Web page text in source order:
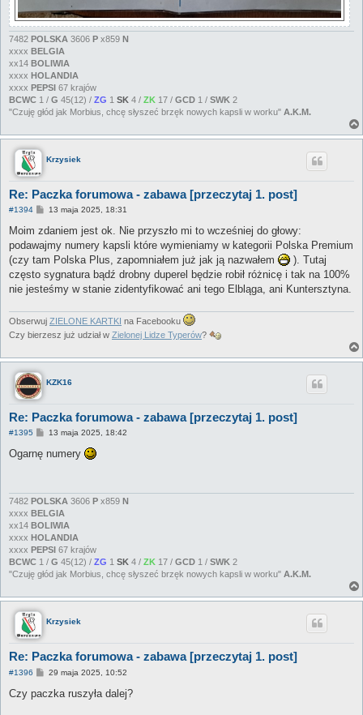
7482 POLSKA 3606 P x859 N
xxxx BELGIA
xx14 BOLIWIA
xxxx HOLANDIA
xxxx PEPSI 67 krajów
BCWC 1 / G 45(12) / ZG 1 SK 4 / ZK 17 / GCD 1 / SWK 2
"Czuję głód jak Morbius, chcę słyszeć brzęk nowych kapsli w worku" A.K.M.
Krzysiek
Re: Paczka forumowa - zabawa [przeczytaj 1. post]
#1394
P
s
13 maja 2025, 18:31
Moim zdaniem jest ok. Nie przyszło mi to wcześniej do głowy:
podawajmy numery kapsli które wymieniamy w kategorii Polska Premium
(czy tam Polska Plus, zapomniałem już jak ją nazwałem
). Tutaj
często sygnatura bądź drobny duperel będzie robił różnicę i tak na 100%
nie jesteśmy w stanie zidentyfikować ani tego Elbląga, ani Kuntersztyna.
Obserwuj ZIELONE KARTKI na Facebooku
Czy bierzesz już udział w Zielonej Lidze Typerów?
KZK16
Re: Paczka forumowa - zabawa [przeczytaj 1. post]
#1395
P
s
13 maja 2025, 18:42
Ogarnę numery
7482 POLSKA 3606 P x859 N
xxxx BELGIA
xx14 BOLIWIA
xxxx HOLANDIA
xxxx PEPSI 67 krajów
BCWC 1 / G 45(12) / ZG 1 SK 4 / ZK 17 / GCD 1 / SWK 2
"Czuję głód jak Morbius, chcę słyszeć brzęk nowych kapsli w worku" A.K.M.
Krzysiek
Re: Paczka forumowa - zabawa [przeczytaj 1. post]
#1396
P
s
29 maja 2025, 10:52
Czy paczka ruszyła dalej?